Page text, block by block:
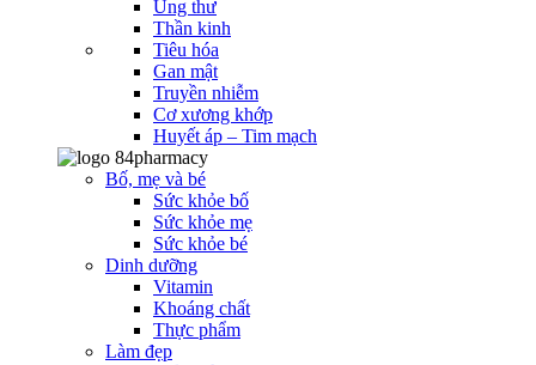
Ung thư
Thần kinh
Tiêu hóa
Gan mật
Truyền nhiễm
Cơ xương khớp
Huyết áp – Tim mạch
Bố, mẹ và bé
Sức khỏe bố
Sức khỏe mẹ
Sức khỏe bé
Dinh dưỡng
Vitamin
Khoáng chất
Thực phẩm
Làm đẹp